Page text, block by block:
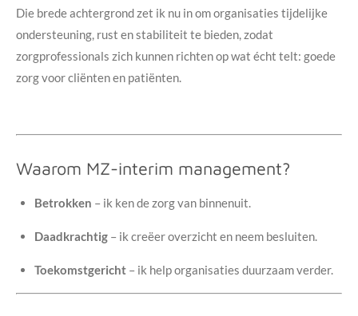
Die brede achtergrond zet ik nu in om organisaties tijdelijke
ondersteuning, rust en stabiliteit te bieden, zodat
zorgprofessionals zich kunnen richten op wat écht telt: goede
zorg voor cliënten en patiënten.
Waarom MZ-interim management?
Betrokken – ik ken de zorg van binnenuit.
Daadkrachtig– ik creëer overzicht en neem besluiten.
Toekomstgericht– ik help organisaties duurzaam verder.